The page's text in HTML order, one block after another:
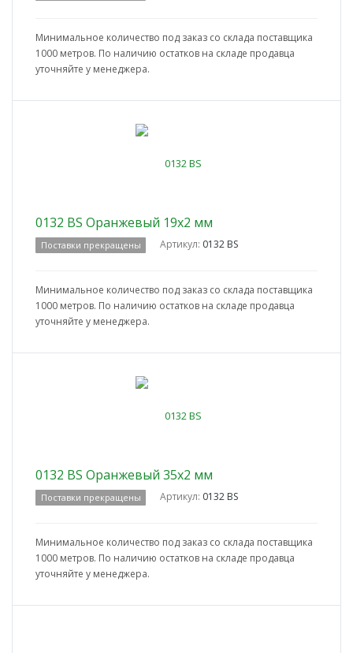
Минимальное количество под заказ со склада поставщика
1000 метров. По наличию остатков на складе продавца
уточняйте у менеджера.
0132 BS Оранжевый 19x2 мм
Поставки прекращены Артикул: 0132 BS
Минимальное количество под заказ со склада поставщика
1000 метров. По наличию остатков на складе продавца
уточняйте у менеджера.
0132 BS Оранжевый 35x2 мм
Поставки прекращены Артикул: 0132 BS
Минимальное количество под заказ со склада поставщика
1000 метров. По наличию остатков на складе продавца
уточняйте у менеджера.